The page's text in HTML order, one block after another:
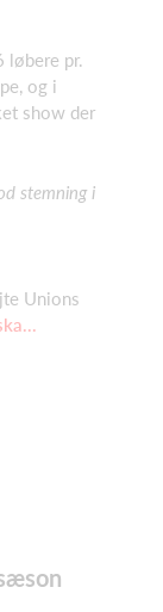
løbere pr.
og i
show der
stemning i
Unions